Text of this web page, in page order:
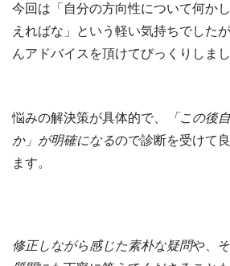
今回は「自分の方向性について何か
えればな」という軽い気持ちでした
んアドバイスを頂けてびっくりしまし
悩みの解決策が具体的で、
「この後
か」が明確になるので診断を受けて
ます。
修正しながら感じた素朴な疑問や、